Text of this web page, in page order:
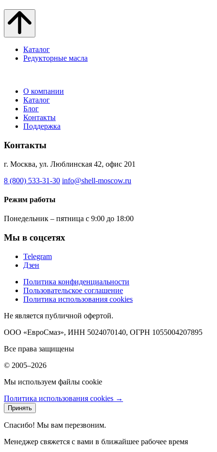
Каталог
Редукторные масла
О компании
Каталог
Блог
Контакты
Поддержка
Контакты
г. Москва, ул. Люблинская 42, офис 201
8 (800) 533-31-30 info@shell-moscow.ru
Режим работы
Понедельник – пятница с 9:00 до 18:00
Мы в соцсетях
Telegram
Дзен
Политика конфиденциальности
Пользовательское соглашение
Политика использования cookies
Не является публичной офертой.
ООО «ЕвроСмаз», ИНН 5024070140, ОГРН 1055004207895
Все права защищены
© 2005–2026
Мы используем файлы cookie
Политика использования cookies →
Принять
Спасибо! Мы вам перезвоним.
Менеджер свяжется с вами в ближайшее рабочее время